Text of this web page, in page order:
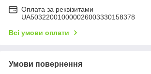
Оплата за реквізитами
UA503220010000026003330158378
Всі умови оплати
Умови повернення